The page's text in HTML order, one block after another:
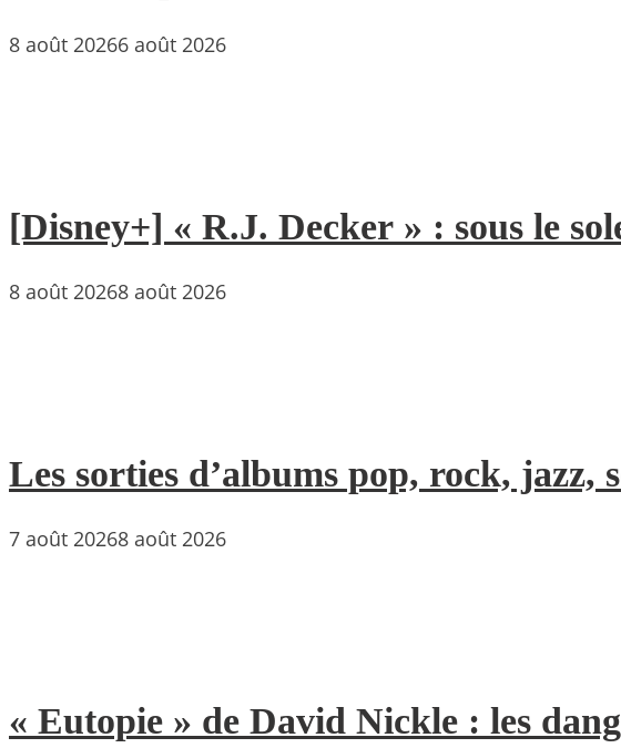
8 août 20266 août 2026
[Disney+] « R.J. Decker » : sous le
8 août 20268 août 2026
Les sorties d’albums pop, rock, jazz,
7 août 20268 août 2026
« Eutopie » de David Nickle : les